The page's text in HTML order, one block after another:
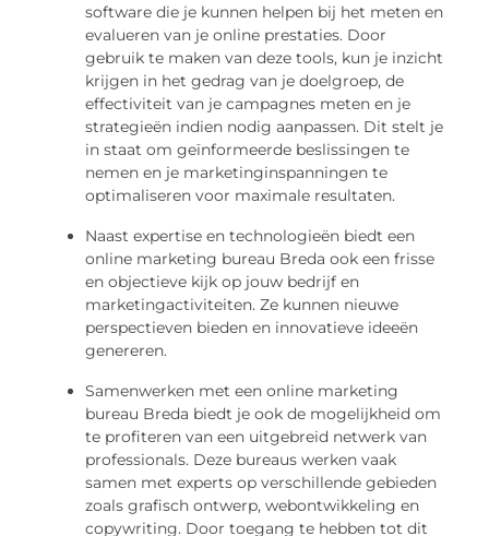
software die je kunnen helpen bij het meten en
evalueren van je online prestaties. Door
gebruik te maken van deze tools, kun je inzicht
krijgen in het gedrag van je doelgroep, de
effectiviteit van je campagnes meten en je
strategieën indien nodig aanpassen. Dit stelt je
in staat om geïnformeerde beslissingen te
nemen en je marketinginspanningen te
optimaliseren voor maximale resultaten.
Naast expertise en technologieën biedt een
online marketing bureau Breda ook een frisse
en objectieve kijk op jouw bedrijf en
marketingactiviteiten. Ze kunnen nieuwe
perspectieven bieden en innovatieve ideeën
genereren.
Samenwerken met een online marketing
bureau Breda biedt je ook de mogelijkheid om
te profiteren van een uitgebreid netwerk van
professionals. Deze bureaus werken vaak
samen met experts op verschillende gebieden
zoals grafisch ontwerp, webontwikkeling en
copywriting. Door toegang te hebben tot dit